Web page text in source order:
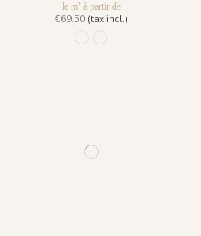
le m² à partir de
€69.50 (tax incl.)